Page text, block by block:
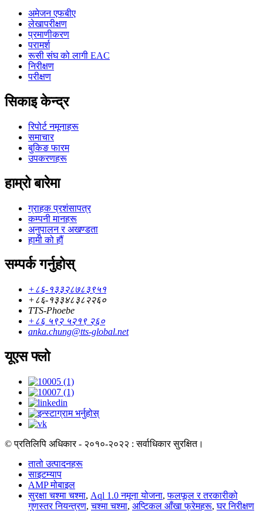
अमेजन एफबीए
लेखापरीक्षण
प्रमाणीकरण
परामर्श
रूसी संघ को लागी EAC
निरीक्षण
परीक्षण
सिकाइ केन्द्र
रिपोर्ट नमूनाहरू
समाचार
बुकिङ फारम
उपकरणहरू
हाम्रो बारेमा
ग्राहक प्रशंसापत्र
कम्पनी मानहरू
अनुपालन र अखण्डता
हामी को हौं
सम्पर्क गर्नुहोस्
+८६-१३३२८७८३९५१
+८६-१३३४८३८२२६०
TTS-Phoebe
+८६ ५९२ ५२१९ २६०
anka.chung@tts-global.net
यूएस फ्लो
© प्रतिलिपि अधिकार - २०१०-२०२२ : सर्वाधिकार सुरक्षित।
तातो उत्पादनहरू
साइटम्याप
AMP मोबाइल
सुरक्षा चश्मा चश्मा, Aql 1.0 नमूना योजना,फलफूल र तरकारीको
गुणस्तर नियन्त्रण,चश्मा चश्मा, अप्टिकल आँखा फ्रेमहरू,घर निरीक्षण